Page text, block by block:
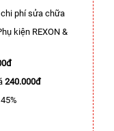
chi phí sửa chữa
kiện REXON &
240.000đ